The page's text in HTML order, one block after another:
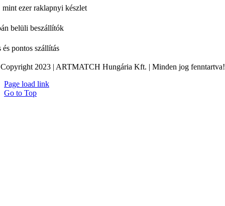
mint ezer raklapnyi készlet
belüli beszállítók
és pontos szállítás
Copyright 2023 | ARTMATCH Hungária Kft. | Minden jog fenntartva!
Page load link
Go to Top